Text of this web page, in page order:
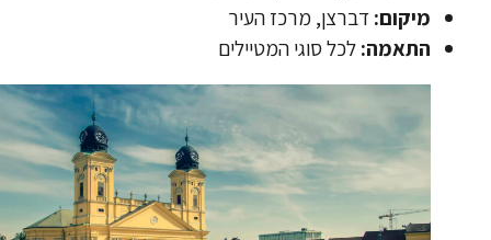
מיקום:דברצן, מרכז העיר
התאמה:לכל סוגי המטיילים